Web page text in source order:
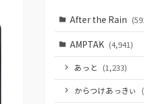
After the Rain
AMPTAK (4,941)
あっと (1,233)
からつけあっきぃ